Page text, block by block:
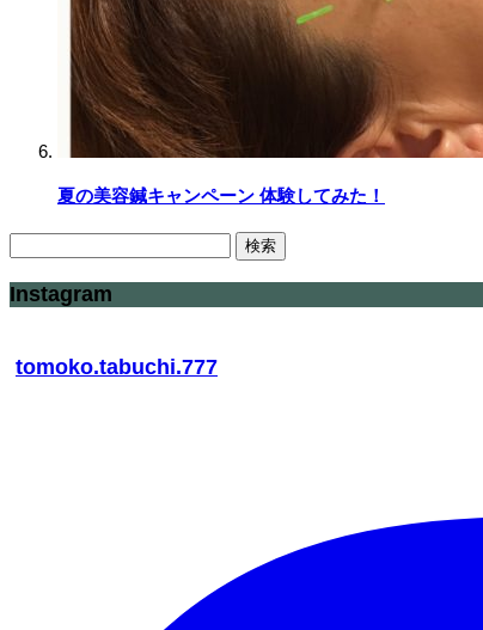
夏の美容鍼キャンペーン 体験してみた！
検
索:
Instagram
tomoko.tabuchi.777